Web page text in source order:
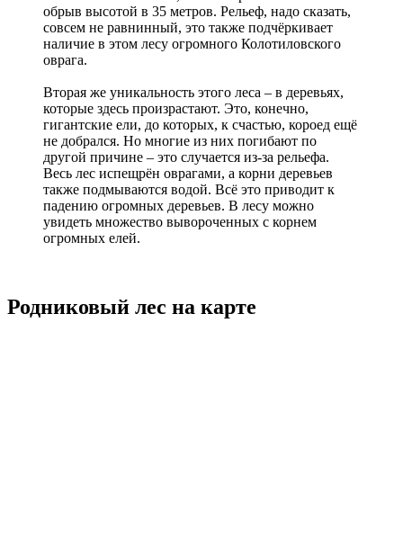
обрыв высотой в 35 метров. Рельеф, надо сказать,
совсем не равнинный, это также подчёркивает
наличие в этом лесу огромного Колотиловского
оврага.
Вторая же уникальность этого леса – в деревьях,
которые здесь произрастают. Это, конечно,
гигантские ели, до которых, к счастью, короед ещё
не добрался. Но многие из них погибают по
другой причине – это случается из-за рельефа.
Весь лес испещрён оврагами, а корни деревьев
также подмываются водой. Всё это приводит к
падению огромных деревьев. В лесу можно
увидеть множество вывороченных с корнем
огромных елей.
Родниковый лес на карте